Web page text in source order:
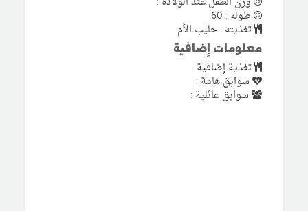
طوله : 60
تغذيته : حليب الأم
معلومات إضافية
تغذية إضافية :
سوابق هامة :
سوابق عائلية :